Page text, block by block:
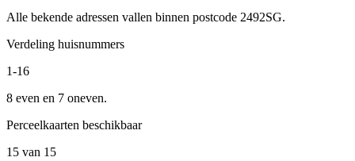
Alle bekende adressen vallen binnen postcode 2492SG.
Verdeling huisnummers
1-16
8 even en 7 oneven.
Perceelkaarten beschikbaar
15 van 15